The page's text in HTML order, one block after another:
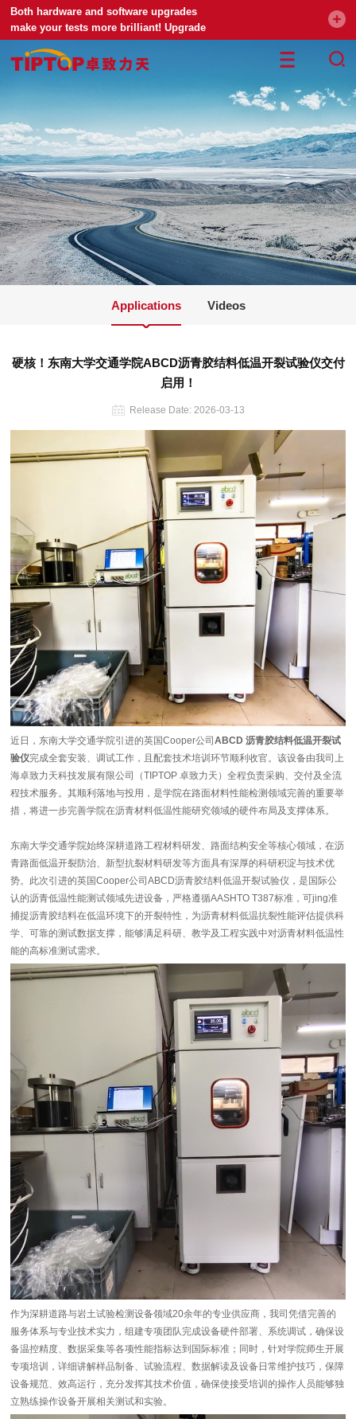
Both hardware and software upgrades
make your tests more brilliant! Upgrade
your universal testing machine
Applications Videos
硬核！东南大学交通学院ABCD沥青胶结料低温开裂试验仪交付
启用！
Release Date: 2026-03-13
近日，东南大学交通学院引进的英国Cooper公司ABCD 沥青胶结料低温开裂试
验仪完成全套安装、调试工作，且配套技术培训环节顺利收官。该设备由我司上
海卓致力天科技发展有限公司（TIPTOP 卓致力天）全程负责采购、交付及全流
程技术服务。其顺利落地与投用，是学院在路面材料性能检测领域完善的重要举
措，将进一步完善学院在沥青材料低温性能研究领域的硬件布局及支撑体系。
东南大学交通学院始终深耕道路工程材料研发、路面结构安全等核心领域，在沥
青路面低温开裂防治、新型抗裂材料研发等方面具有深厚的科研积淀与技术优
势。此次引进的英国Cooper公司ABCD沥青胶结料低温开裂试验仪，是国际公
认的沥青低温性能测试领域先进设备，严格遵循AASHTO T387标准，可jing准
捕捉沥青胶结料在低温环境下的开裂特性，为沥青材料低温抗裂性能评估提供科
学、可靠的测试数据支撑，能够满足科研、教学及工程实践中对沥青材料低温性
能的高标准测试需求。
作为深耕道路与岩土试验检测设备领域20余年的专业供应商，我司凭借完善的
服务体系与专业技术实力，组建专项团队完成设备硬件部署、系统调试，确保设
备温控精度、数据采集等各项性能指标达到国际标准；同时，针对学院师生开展
专项培训，详细讲解样品制备、试验流程、数据解读及设备日常维护技巧，保障
设备规范、效高运行，充分发挥其技术价值，确保使接受培训的操作人员能够独
立熟练操作设备开展相关测试和实验。